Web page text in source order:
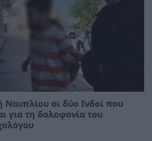
Ναυπλίου οι δύο Ινδοί που
για τη δολοφονία του